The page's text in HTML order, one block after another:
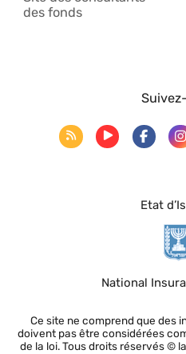
des fonds
Etat
National
Ce site ne comprend que des
doivent pas être considérées
de la loi. Tous droits réservés ©